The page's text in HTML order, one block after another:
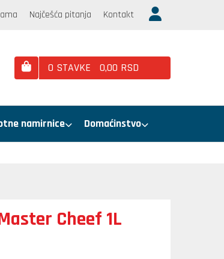
Najčešća pitanja Kontakt
0 STAVKE 0,00 RSD
namirnice Domaćinstvo
Cheef 1L